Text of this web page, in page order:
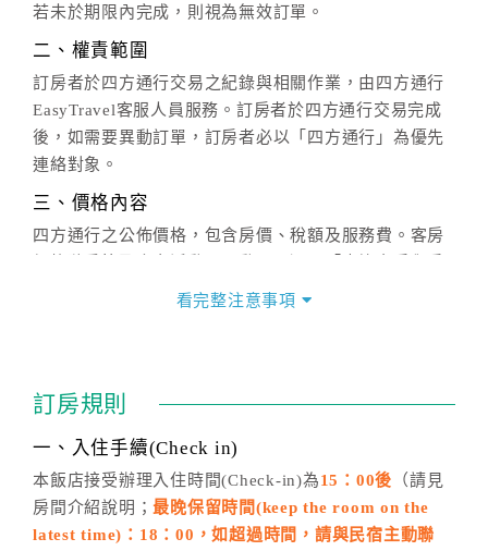
若未於期限內完成，則視為無效訂單。
二、權責範圍
訂房者於四方通行交易之紀錄與相關作業，由四方通行
EasyTravel客服人員服務。訂房者於四方通行交易完成
後，如需要異動訂單，訂房者必以「四方通行」為優先
連絡對象。
三、價格內容
四方通行之公佈價格，包含房價、稅額及服務費。客房
價」之當日價格為標準。
話方式異動訂單。
※非客服時間之申辦異動，皆為次日計算及辦理。
五、客服時間
週一至週日，上午9:00～晚上6:00
看完整注意事項
訂房規則
一、入住手續(Check in)
本飯店接受辦理入住時間(Check-in)為15：00後 （請見
房間介紹說明；最晚保留時間(keep the room on the
latest time)：18：00，如超過時間，請與民宿主動聯